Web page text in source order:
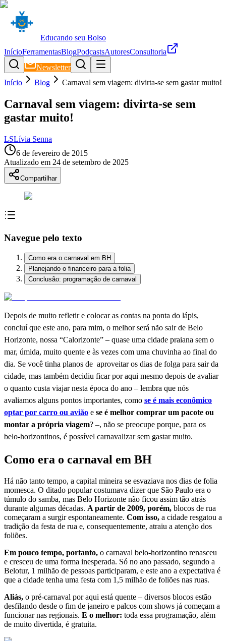
Educando seu Bolso
InícioFerramentasBlogPodcastsAutoresConsultoria
Newsletter
Início
Blog Carnaval sem viagem: divirta-se sem gastar muito!
Carnaval sem viagem: divirta-se sem
gastar muito!
LSLívia Senna
6 de fevereiro de 2015
Atualizado em 24 de setembro de 2025
Compartilhar
Navegue pelo texto
Como era o carnaval em BH
Planejando o financeiro para a folia
Conclusão: programação de carnaval
Depois de muito refletir e colocar as contas na ponta do lápis,
concluí que este ano, para mim, o melhor será não sair de Belo
Horizonte, nossa “Calorizonte” – quase uma cidade praiana sem o
mar, úmida, muito quente e às vezes com uma chuvinha ao final do
dia. Se você tinha planos de aproveitar os dias de folga para sair da
cidade, mas também decidiu ficar por aqui mesmo depois de avaliar
o quanto custa viajar nesta época do ano – lembra que nós
avaliamos alguns pontos importantes, como se é mais econômico
optar por carro ou avião e se é melhor comprar um pacote ou
montar a própria viagem? –, não se preocupe porque, para os
belo-horizontinos, é possível carnavalizar sem gastar muito.
Como era o carnaval em BH
Há não tanto tempo, a capital mineira se esvaziava nos dias de folia
momesca. O ditado popular costumava dizer que São Paulo era o
túmulo do samba, mas Belo Horizonte não ficou assim tão atrás
durante algumas décadas. A partir de 2009, porém, blocos de rua
começaram a surgir espontaneamente. Com isso, a cidade resgatou a
tradição da festa de rua e, consequentemente, atraiu a atenção dos
foliões.
Em pouco tempo, portanto, o carnaval belo-horizontino renasceu
e cresceu de uma forma inesperada. Só no ano passado, segundo a
Belotur, 1 milhão de pessoas participaram, e este ano a expectativa é
que a cidade tenha uma festa com 1,5 milhão de foliões nas ruas.
Aliás, o pré-carnaval por aqui está quente – diversos blocos estão
desfilando desde o fim de janeiro e palcos com shows já começam a
funcionar nas regionais. E o melhor: toda essa programação, além
de muito divertida, é gratuita.